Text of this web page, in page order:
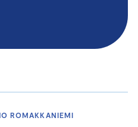
ROMAKKANIEMI